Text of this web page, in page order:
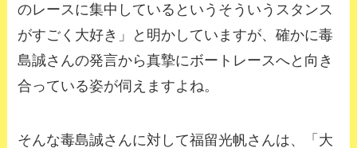
のレースに集中しているというそういうスタンス
がすごく大好き」と明かしていますが、確かに毒
島誠さんの発言から真摯にボートレースへと向き
合っている姿が伺えますよね。
そんな毒島誠さんに対して福留光帆さんは、「大